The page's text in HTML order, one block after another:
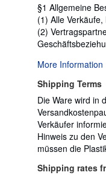
§1 Allgemeine
(1) Alle
(2)
More Information
Shipping Terms
Die Ware wird in
Verkäufer
Hinweis zu den
müssen die
Shipping rates